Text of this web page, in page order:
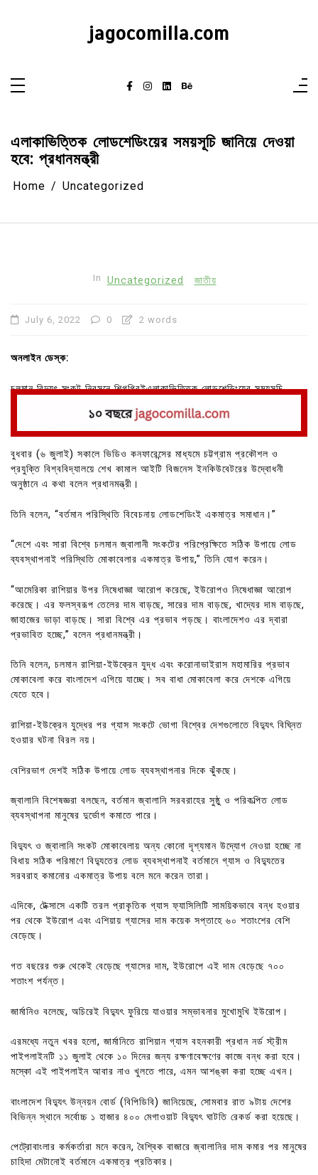
jagocomilla.com
এলাকাভিত্তিক লোডশেডিংয়ের সময়সূচি জানিয়ে দেওয়া
হবে: প্রধানমন্ত্রী
Home Uncategorized
In Uncategorized জাতীয়
July 6, 2022 0 2 words
অনলাইন ডেস্ক:
চলমান বিদ্যুৎ সংকট নিরসনে শিগগিরইএলাকাভিত্তিক লোডশেডিংয়ের সময়সূচি
বুধবার (৬ জুলাই) সকালে ভিডিও কনফারেন্সের মাধ্যমে চট্টগ্রাম প্রকৌশল ও
প্রযুক্তি বিশ্ববিদ্যালয়ে শেখ কামাল আইটি বিজনেস ইনকিউবেটরের উদ্বোধনী
অনুষ্ঠানে এ কথা বলেন প্রধানমন্ত্রী।
তিনি বলেন, “বর্তমান পরিস্থিতি বিবেচনায় লোডশেডিংই একমাত্র সমাধান।”
“দেশে এবং সারা বিশ্বে চলমান জ্বালানী সংকটের পরিপ্রেক্ষিতে সঠিক উপায়ে লোড
ব্যবস্থাপনাই পরিস্থিতি মোকাবেলার একমাত্র উপায়,” তিনি যোগ করেন।
“আমেরিকা রাশিয়ার উপর নিষেধাজ্ঞা আরোপ করেছে, ইউরোপও নিষেধাজ্ঞা আরোপ
করেছে। এর ফলস্বরূপ তেলের দাম বাড়ছে, সারের দাম বাড়ছে, খাদ্যের দাম বাড়ছে,
জাহাজের ভাড়া বাড়ছে। সারা বিশ্বে এর প্রভাব পড়ছে। বাংলাদেশও এর দ্বারা
প্রভাবিত হচ্ছে,” বলেন প্রধানমন্ত্রী।
তিনি বলেন, চলমান রাশিয়া-ইউক্রেন যুদ্ধ এবং করোনাভাইরাস মহামারির প্রভাব
মোকাবেলা করে বাংলাদেশ এগিয়ে যাচ্ছে। সব বাধা মোকাবেলা করে দেশকে এগিয়ে
যেতে হবে।
রাশিয়া-ইউক্রেন যুদ্ধের পর গ্যাস সংকটে ভোগা বিশ্বের দেশগুলোতে বিদ্যুৎ বিঘ্নিত
হওয়ার ঘটনা বিরল নয়।
বেশিরভাগ দেশই সঠিক উপায়ে লোড ব্যবস্থাপনার দিকে ঝুঁকছে।
জ্বালানি বিশেষজ্ঞরা বলছেন, বর্তমান জ্বালানি সরবরাহের সুষ্ঠু ও পরিকল্পিত লোড
ব্যবস্থাপনা মানুষের দুর্ভোগ কমাতে পারে।
বিদ্যুৎ ও জ্বালানি সংকট মোকাবেলায় অন্য কোনো দৃশ্যমান উদ্যোগ নেওয়া হচ্ছে না
বিধায় সঠিক পরিমাণে বিদ্যুতের লোড ব্যবস্থাপনাই বর্তমানে গ্যাস ও বিদ্যুতের
সরবরাহ কমানোর একমাত্র উপায় বলে মনে করেন তারা।
এদিকে, টেক্সাসে একটি তরল প্রাকৃতিক গ্যাস ফ্যাসিলিটি সাময়িকভাবে বন্ধ হওয়ার
পর থেকে ইউরোপ এবং এশিয়ায় গ্যাসের দাম কয়েক সপ্তাহে ৬০ শতাংশের বেশি
বেড়েছে।
গত বছরের শুরু থেকেই বেড়েছে গ্যাসের দাম, ইউরোপে এই দাম বেড়েছে ৭০০
শতাংশ পর্যন্ত।
জার্মানিও বলেছে, অচিরেই বিদ্যুৎ ফুরিয়ে যাওয়ার সম্ভাবনার মুখোমুখি ইউরোপ।
এরমধ্যে নতুন খবর হলো, জার্মানিতে রাশিয়ান গ্যাস বহনকারী প্রধান নর্ড স্ট্রীম
পাইপলাইনটি ১১ জুলাই থেকে ১০ দিনের জন্য রক্ষণাবেক্ষণের কাজে বন্ধ করা হবে।
মস্কো এই পাইপলাইন আবার নাও খুলতে পারে, এমন আশঙ্কা করা হচ্ছে এখন।
বাংলাদেশ বিদ্যুৎ উন্নয়ন বোর্ড (বিপিডিবি) জানিয়েছে, সোমবার রাত ৯টায় দেশের
বিভিন্ন স্থানে সর্বোচ্চ ১ হাজার ৪০০ মেগাওয়াট বিদ্যুৎ ঘাটতি রেকর্ড করা হয়েছে।
পেট্রোবাংলার কর্মকর্তারা মনে করেন, বৈশ্বিক বাজারে জ্বালানির দাম কমার পর মানুষের
চাহিদা মেটানোই বর্তমানে একমাত্র প্রতিকার।